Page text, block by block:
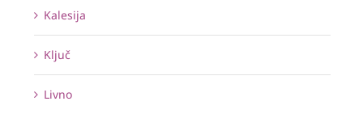
Kalesija
Ključ
Livno